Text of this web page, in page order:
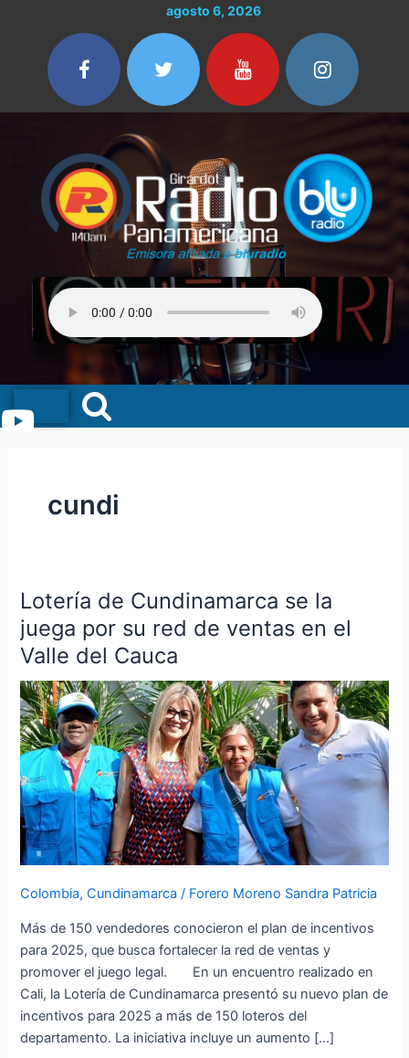
contenido
agosto 6, 2026
Menu
cundi
Lotería de Cundinamarca se la
juega por su red de ventas en el
Valle del Cauca
Colombia,Cundinamarca / Forero Moreno Sandra Patricia
Más de 150 vendedores conocieron el plan de incentivos
para 2025, que busca fortalecer la red de ventas y
promover el juego legal. En un encuentro realizado en
Cali, la Lotería de Cundinamarca presentó su nuevo plan de
incentivos para 2025 a más de 150 loteros del
departamento. La iniciativa incluye un aumento […]
Lotería
de
Cundinamarca
se
la
juega
por
su
red
de
ventas
en
el
del
Cauca